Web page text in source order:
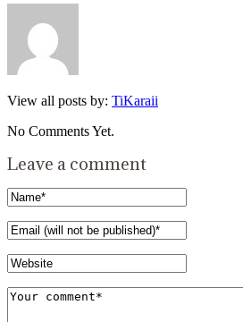
View all posts by: TiKaraii
No Comments Yet.
Leave a comment